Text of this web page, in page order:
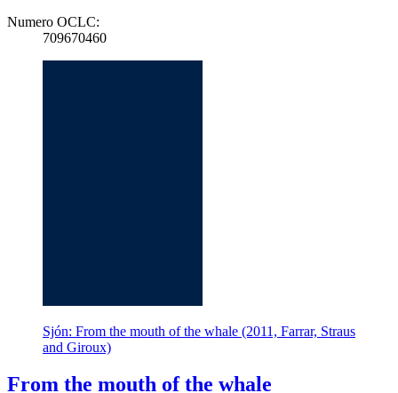
Numero OCLC:
709670460
Sjón: From the mouth of the whale (2011, Farrar, Straus
and Giroux)
From the mouth of the whale